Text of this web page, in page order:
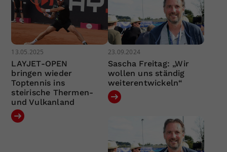
13.05.2025
LAYJET-OPEN
bringen wieder
Toptennis ins
steirische Thermen-
und Vulkanland
23.09.2024
Sascha Freitag: „Wir
wollen uns ständig
weiterentwickeln“